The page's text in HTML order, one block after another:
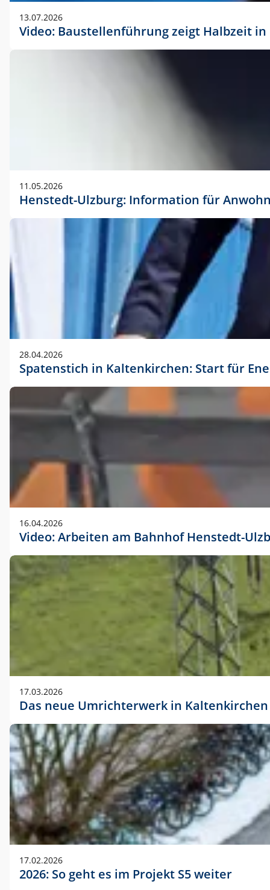
13.07.2026
Video: Baustellenführung zeigt Halbzeit
11.05.2026
Henstedt-Ulzburg: Information für
28.04.2026
Spatenstich in Kaltenkirchen: Start für
16.04.2026
Video: Arbeiten am Bahnhof Henstedt-
17.03.2026
Das neue Umrichterwerk in Kaltenkirchen
17.02.2026
2026: So geht es im Projekt S5 weiter